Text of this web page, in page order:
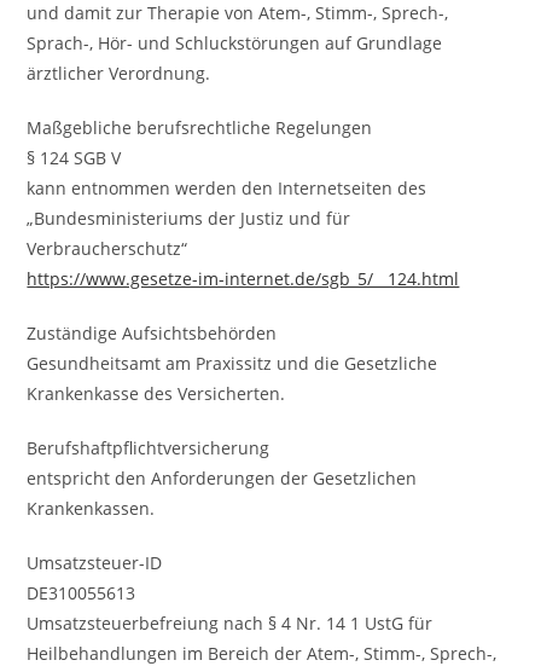
und damit zur Therapie von Atem-, Stimm-, Sprech-,
Sprach-, Hör- und Schluckstörungen auf Grundlage
ärztlicher Verordnung.
Maßgebliche berufsrechtliche Regelungen
§ 124 SGB V
kann entnommen werden den Internetseiten des
„Bundesministeriums der Justiz und für
Verbraucherschutz“
https://www.gesetze-im-internet.de/sgb_5/__124.html
Zuständige Aufsichtsbehörden
Gesundheitsamt am Praxissitz und die Gesetzliche
Krankenkasse des Versicherten.
Berufshaftpflichtversicherung
entspricht den Anforderungen der Gesetzlichen
Krankenkassen.
Umsatzsteuer-ID
DE310055613
Umsatzsteuerbefreiung nach § 4 Nr. 14 1 UstG für
Heilbehandlungen im Bereich der Atem-, Stimm-, Sprech-,